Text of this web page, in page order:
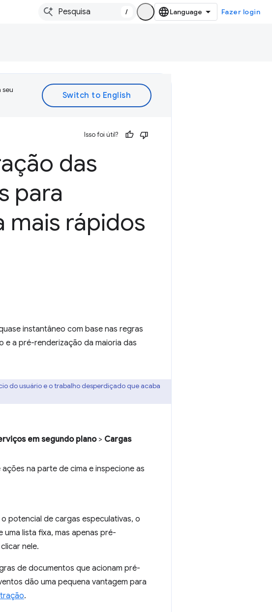
/ Fazer login
Isso foi útil?
das
para
mais rápidos
instantâneo com base nas regras
e a pré-renderização da maioria das
do usuário e o trabalho desperdiçado que acaba
em segundo plano> Cargas
na parte de cima e inspecione as
potencial de cargas especulativas, o
lista fixa, mas apenas pré-
nele.
de documentos que acionam pré-
dão uma pequena vantagem para
.